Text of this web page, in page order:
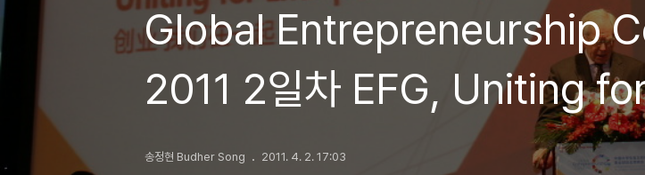
Global Entrepreneurship
2011 2일차 EFG, Uniting
Entrepreneurship - 기업가
송정현 Budher Song 2011. 4. 2. 17:03